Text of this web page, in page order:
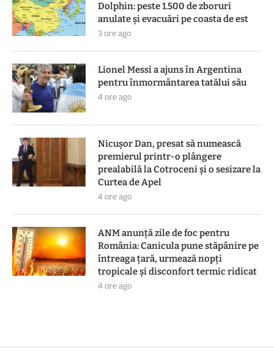
Dolphin: peste 1.500 de zboruri
anulate și evacuări pe coasta de est
3 ore ago
Lionel Messi a ajuns în Argentina
pentru înmormântarea tatălui său
4 ore ago
Nicușor Dan, presat să numească
premierul printr-o plângere
prealabilă la Cotroceni și o sesizare la
Curtea de Apel
4 ore ago
ANM anunță zile de foc pentru
România: Canicula pune stăpânire pe
întreaga țară, urmează nopți
tropicale și disconfort termic ridicat
4 ore ago